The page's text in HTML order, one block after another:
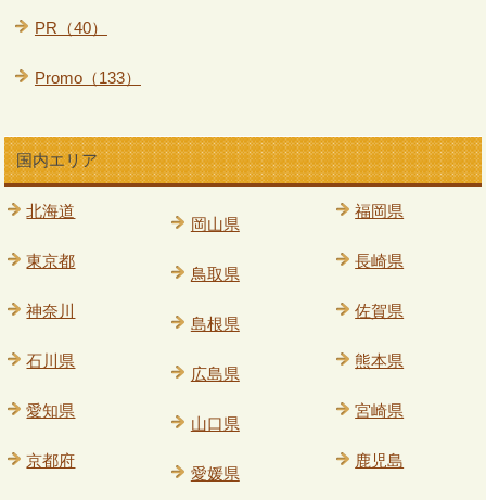
PR（40）
Promo（133）
国内エリア
北海道
東京都
神奈川
石川県
愛知県
京都府
岡山県
鳥取県
島根県
広島県
山口県
愛媛県
福岡県
長崎県
佐賀県
熊本県
宮崎県
鹿児島